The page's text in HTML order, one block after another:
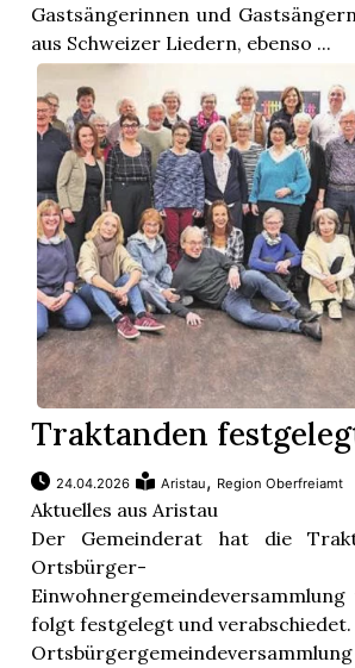
Gastsängerinnen und
aus Schweizer Liedern, ebenso ...
Traktanden
24.04.2026 Aristau, Region Oberfreiamt
Aktuelles aus Aristau
Der Gemeinderat hat die
folgt festgelegt und verabschiedet.